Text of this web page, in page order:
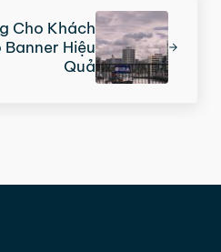
Cho Khách
Hiệu
Quả